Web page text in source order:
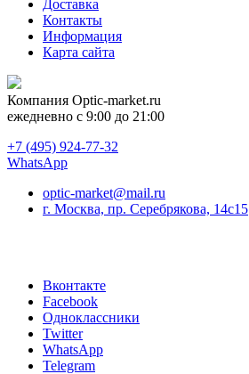
Доставка
Контакты
Информация
Карта сайта
Компания Optic-market.ru
ежедневно с 9:00 до 21:00
+7 (495) 924-77-32
WhatsApp
optic-market@mail.ru
г. Москва, пр. Серебрякова, 14с15
Вконтакте
Facebook
Одноклассники
Twitter
WhatsApp
Telegram